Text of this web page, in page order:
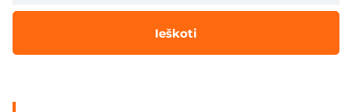
Ieškoti